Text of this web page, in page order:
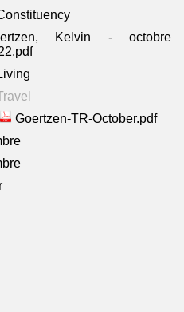
Kelvin - octobre
Goertzen-TR-October.pdf